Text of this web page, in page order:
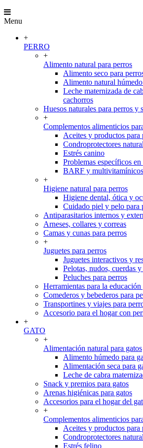
Menu
+
PERRO
+
Alimento natural para perros
Alimento seco para
Alimento natural
Leche maternizada de
cachorros
Huesos naturales para perros y
+
Complementos alimenticios
Aceites y productos
Condroprotectores
Estrés canino
Problemas específicos en
BARF y
+
Higiene natural para perros
Higiene dental, ótica y
Cuidado piel y pelo para
Antiparasitarios internos y
Arneses, collares y correas
Camas y cunas para perros
+
Juguetes para perros
Juguetes interactivos y
Pelotas, nudos, cuerdas
Peluches para perros
Herramientas para la
Comederos y bebederos para
Transportines y viajes para
Accesorio para el hogar con
+
GATO
+
Alimentación natural para gatos
Alimento húmedo para
Alimentación seca para
Leche de cabra
Snack y premios para gatos
Arenas higiénicas para gatos
Accesorios para el hogar del
+
Complementos alimenticios
Aceites y productos para
Condroprotectores
Estrés felino